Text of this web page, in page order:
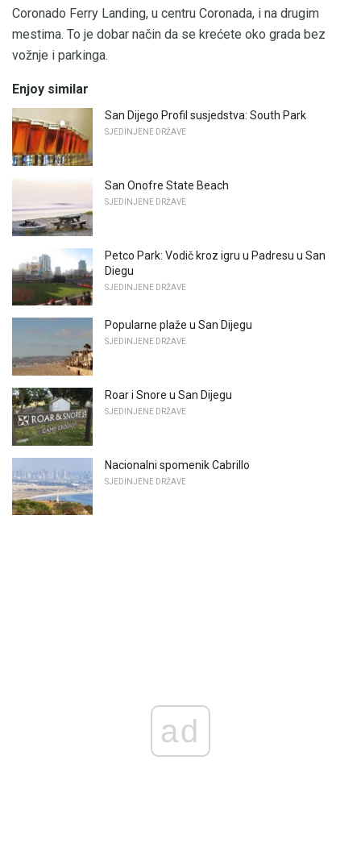
Coronado Ferry Landing, u centru Coronada, i na drugim
mestima. To je dobar način da se krećete oko grada bez
vožnje i parkinga.
Enjoy similar
San Dijego Profil susjedstva: South Park
SJEDINJENE DRŽAVE
San Onofre State Beach
SJEDINJENE DRŽAVE
Petco Park: Vodič kroz igru ​​u Padresu u San
Diegu
SJEDINJENE DRŽAVE
Popularne plaže u San Dijegu
SJEDINJENE DRŽAVE
Roar i Snore u San Dijegu
SJEDINJENE DRŽAVE
Nacionalni spomenik Cabrillo
SJEDINJENE DRŽAVE
ad